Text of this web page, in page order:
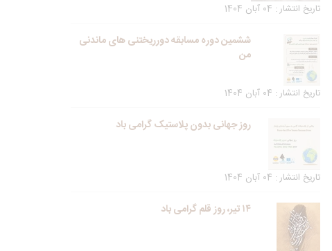
تاریخ انتشار : 04 آبان 1404
ششمین دوره مسابقه دورریختنی های ماندنی
من
تاریخ انتشار : 04 آبان 1404
روز جهانی بدون پلاستیک گرامی باد
تاریخ انتشار : 04 آبان 1404
۱۴ تیر، روز قلم گرامی باد